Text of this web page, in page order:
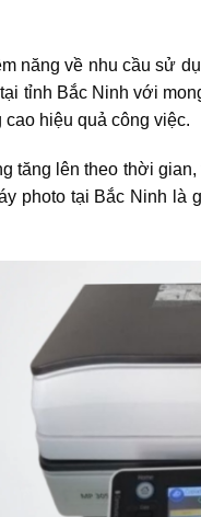
năng về nhu cầu sử
tỉnh Bắc Ninh với
hiệu quả công việc.
tăng lên theo thời
photo tại Bắc Ninh là